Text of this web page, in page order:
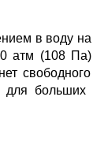
в воду
атм (108
больших